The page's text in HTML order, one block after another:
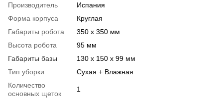
Производитель
Испания
Форма корпуса
Круглая
Габариты робота
350 х 350 мм
Высота робота
95 мм
Габариты базы
130 х 150 х 99 мм
Тип уборки
Сухая + Влажная
Количество
основных щеток
1